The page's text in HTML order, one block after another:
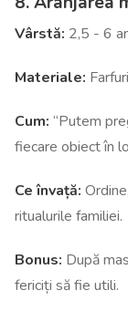
Vârstă: 2,5 - 6
Materiale:
Cum: “Putem
fiecare obiect în
Ce învață:
ritualurile familiei.
Bonus: După
fericiți să fie utili.